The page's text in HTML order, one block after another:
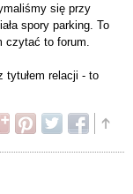
się przy
spory parking. To
czytać to forum.
tytułem relacji - to